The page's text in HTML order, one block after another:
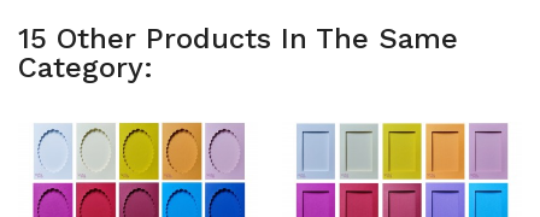
15 Other Products In The Same
Category: